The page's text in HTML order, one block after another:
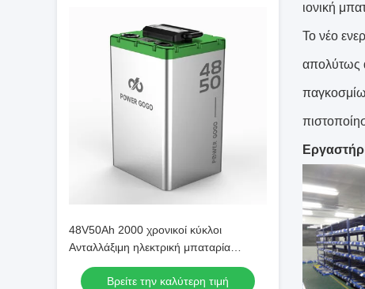
48V50Ah 2000 χρονικοί κύκλοι
Ανταλλάξιμη ηλεκτρική μπαταρία
μοτοσυκλέτας για συστήματα
ανταλλαγής μοτοσυκλέτας
Βρείτε την καλύτερη τιμή
ιονική
Το νέο
απολύτως